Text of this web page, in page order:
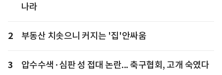
나라
2 부동산 치솟으니 커지는 '집'안싸움
3 압수수색·심판 성 접대 논란... 축구협회, 고개 숙였다